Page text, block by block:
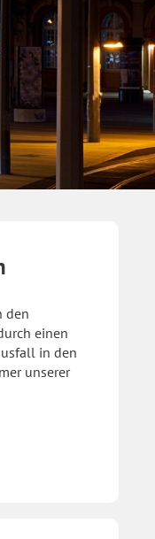
den
einen
in den
unserer